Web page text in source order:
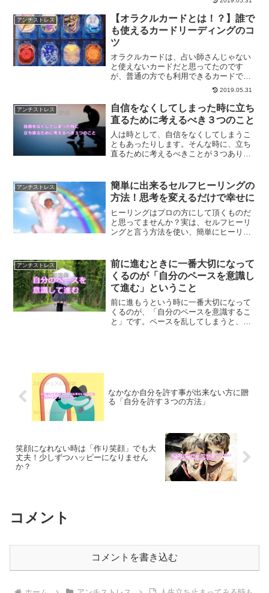
したいという方は、どんなボールを投げ
ればいいのか一度考えてみると良いでし
ょう。
アンチストレス
【オラクルカードとは！？】誰で
も使えるカードリーディングのコ
ツ
オラクルカードは、占い師さんじゃない
と使えないカードだと思ってたのです
が、普通の方でも利用できるカードで
す。また、オラクルカードを利用してセ
ルフヒーリングをする事も可能です。オ
ラクルカードのリーディングのコツやオ
ラクルカードの浄化方法についてです。
2019.05.31
アンチストレス
自信をなくしてしまった時に立ち
直るために考えるべき３つのこと
人は時として、自信をなくしてしまうこ
ともあったりします。そんな時に、立ち
直るために考えるべきことが３つありま
アンチストレス
簡単に出来るセルフヒーリングの
方法！思考を変えるだけで幸せに
ヒーリングはプロの方にして頂くものだ
と思ってませんか？実は、セルフヒーリ
ングと言う方法を使い、簡単にヒーリン
単に今すぐできるセルフヒーリングの方
法です。
アンチストレス
前に進むときに一番大切になって
くるのが「自分のペースを意識し
て進む」ということ
前に進もうという時に一番大切になって
くるのが、「自分のペースを意識するこ
と」です。ペースを乱してしまうと、本
なかなか自分を許す事が出来ない方に贈
る「自分を許す３つの方法」
笑顔になれない時は「作り笑顔」でも大
丈夫！少しずつハッピーになりません
か？
コメント
コメントを書き込む